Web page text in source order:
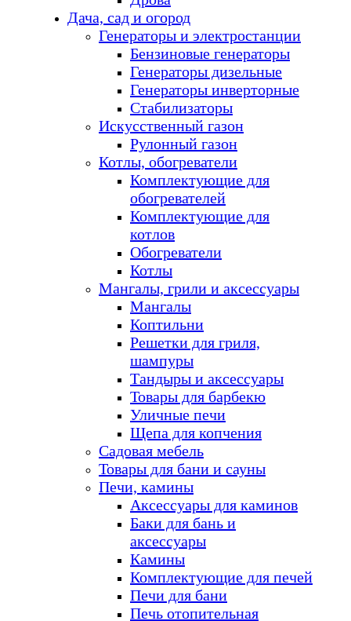
Дача, сад и огород
Генераторы и электростанции
Бензиновые генераторы
Генераторы дизельные
Генераторы инверторные
Стабилизаторы
Искусственный газон
Рулонный газон
Котлы, обогреватели
Комплектующие для
обогревателей
Комплектующие для
котлов
Обогреватели
Котлы
Мангалы, грили и аксессуары
Мангалы
Коптильни
Решетки для гриля,
шампуры
Тандыры и аксессуары
Товары для барбекю
Уличные печи
Щепа для копчения
Садовая мебель
Товары для бани и сауны
Печи, камины
Аксессуары для каминов
Баки для бань и
аксессуары
Камины
Комплектующие для печей
Печи для бани
Печь отопительная